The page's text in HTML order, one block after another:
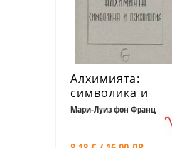
Алхимията:
символика и
психология
Мари-Луиз фон Франц